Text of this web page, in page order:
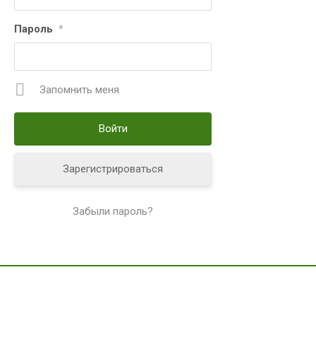
Пароль *
Запомнить меня
Зарегистрироваться
Забыли пароль?